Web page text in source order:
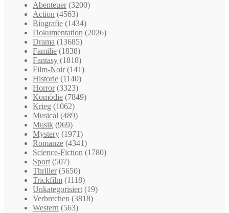
Abenteuer (3200)
Action (4563)
Biografie (1434)
Dokumentation (2026)
Drama (13685)
Familie (1838)
Fantasy (1818)
Film-Noir (141)
Historie (1140)
Horror (3323)
Komödie (7849)
Krieg (1062)
Musical (489)
Musik (969)
Mystery (1971)
Romanze (4341)
Science-Fiction (1780)
Sport (507)
Thriller (5650)
Trickfilm (1118)
Unkategorisiert (19)
Verbrechen (3818)
Western (563)